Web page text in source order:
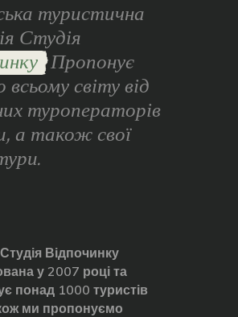
туристична
Студія
Пропонує
світу від
туроператорів
а також свої
Відпочинку
у 2007 році та
понад 1000 туристів
ми пропонуємо